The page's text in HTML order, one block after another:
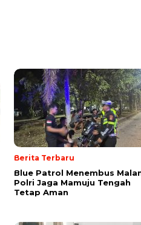
Berita Terbaru
Blue Patrol Menembus
Polri Jaga Mamuju Tengah
Tetap Aman